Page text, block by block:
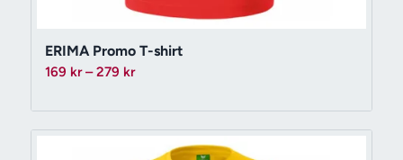
ERIMA Promo T-shirt
169 kr – 279 krPrisintervall:
till
279 kr